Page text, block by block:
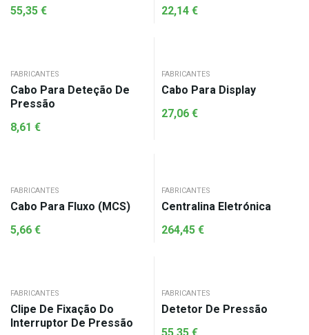
55,35 €
22,14 €
FABRICANTES
Cabo Para Deteção De
Pressão
8,61 €
FABRICANTES
Cabo Para Display
27,06 €
FABRICANTES
Cabo Para Fluxo (MCS)
5,66 €
FABRICANTES
Centralina Eletrónica
264,45 €
FABRICANTES
Clipe De Fixação Do
Interruptor De Pressão
FABRICANTES
Detetor De Pressão